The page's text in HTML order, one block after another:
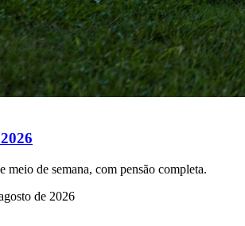
meio de semana, com pensão completa.
de 2026